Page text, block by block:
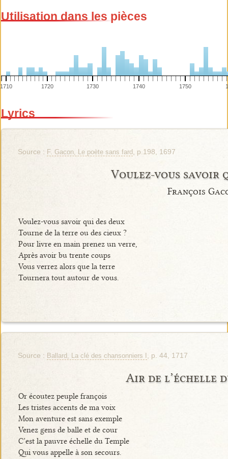
Utilisation dans les pièces
1710 1720 1730 1740 1750
Lyrics
Source : F. Gacon, Le poète sans fard , p.198, 1697
Voulez-vous savoir
François
Voulez-vous savoir qui des deux
Tourne de la terre ou des cieux ?
Pour livre en main prenez un verre,
Après avoir bu trente coups
Vous verrez alors que la terre
Tournera tout autour de vous.
Source : Ballard, La clé des chansonniers I , p. 44, 1717
Air de l’échelle
Or écoutez peuple françois
Les tristes accents de ma voix
Mon aventure est sans exemple
Venez gens de balle et de cour
C’est la pauvre échelle du Temple
Qui vous appelle à son secours.